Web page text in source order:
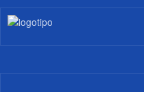
Imagen